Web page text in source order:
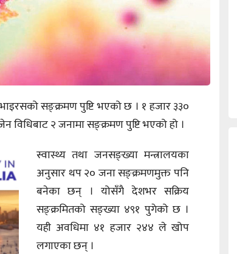
सङ्क्रमण पुष्टि भएको छ । १ हजार ३३०
विधिबाट २ जनामा सङ्क्रमण पुष्टि भएको हो ।
स्वास्थ्य तथा जनसङ्ख्या मन्त्रालयका
अनुसार थप २० जना सङ्क्रमणमुक्त पनि
बनेका छन् । योसँगै देशभर सक्रिय
सङ्क्रमितको सङ्ख्या ४९१ पुगेको छ ।
यही अवधिमा ४१ हजार २४४ ले खोप
लगाएका छन् ।